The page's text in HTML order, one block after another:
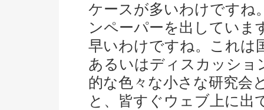
ケースが多いわけですね
ンペーパーを出していま
早いわけですね。これは
あるいはディスカッショ
的な色々な小さな研究会
と、皆すぐウェブ上に出